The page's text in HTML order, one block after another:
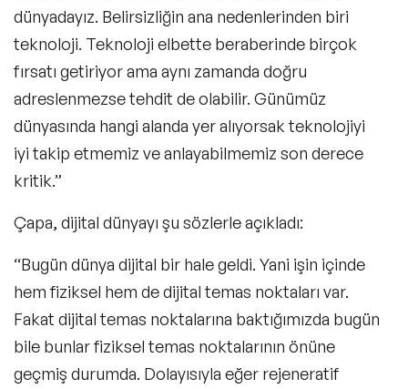
dünyadayız. Belirsizliğin ana nedenlerinden biri
teknoloji. Teknoloji elbette beraberinde birçok
fırsatı getiriyor ama aynı zamanda doğru
adreslenmezse tehdit de olabilir. Günümüz
dünyasında hangi alanda yer alıyorsak teknolojiyi
iyi takip etmemiz ve anlayabilmemiz son derece
kritik.”
Çapa, dijital dünyayı şu sözlerle açıkladı:
“Bugün dünya dijital bir hale geldi. Yani işin içinde
hem fiziksel hem de dijital temas noktaları var.
Fakat dijital temas noktalarına baktığımızda bugün
bile bunlar fiziksel temas noktalarının önüne
geçmiş durumda. Dolayısıyla eğer rejeneratif